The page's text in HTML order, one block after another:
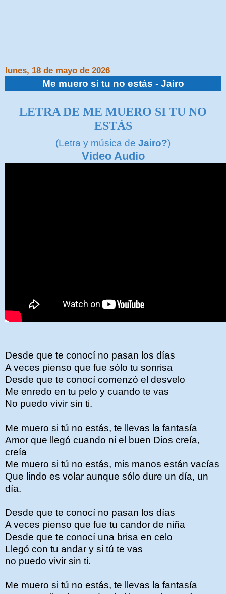
lunes, 18 de mayo de 2026
Me muero si tu no estás - Jairo
LETRA DE ME MUERO SI TU NO
ESTÁS
(Letra y música de Jairo?)
Video Audio
Desde que te conocí no pasan los días
A veces pienso que fue sólo tu sonrisa
Desde que te conocí comenzó el desvelo
Me enredo en tu pelo y cuando te vas
No puedo vivir sin ti.
Me muero si tú no estás, te llevas la fantasía
Amor que llegó cuando ni el buen Dios creía,
creía
Me muero si tú no estás, mis manos están vacías
Que lindo es volar aunque sólo dure un día, un
día.
Desde que te conocí no pasan los días
A veces pienso que fue tu candor de niña
Desde que te conocí una brisa en celo
Llegó con tu andar y si tú te vas
no puedo vivir sin ti.
Me muero si tú no estás, te llevas la fantasía